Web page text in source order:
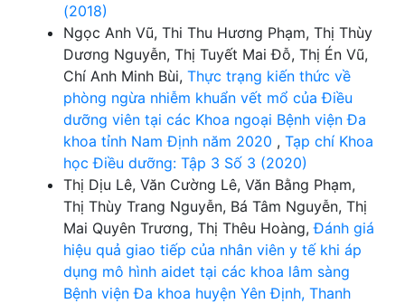
(2018)
Ngọc Anh Vũ, Thi Thu Hương Phạm, Thị Thùy
Dương Nguyễn, Thị Tuyết Mai Đỗ, Thị Én Vũ,
Chí Anh Minh Bùi, Thực trạng kiến thức về
phòng ngừa nhiễm khuẩn vết mổ của Điều
dưỡng viên tại các Khoa ngoại Bệnh viện Đa
khoa tỉnh Nam Định năm 2020 , Tạp chí Khoa
học Điều dưỡng: Tập 3 Số 3 (2020)
Thị Dịu Lê, Văn Cường Lê, Văn Bằng Phạm,
Thị Thùy Trang Nguyễn, Bá Tâm Nguyễn, Thị
Mai Quyên Trương, Thị Thêu Hoàng,Đánh giá
hiệu quả giao tiếp của nhân viên y tế khi áp
dụng mô hình aidet tại các khoa lâm sàng
Bệnh viện Đa khoa huyện Yên Định, Thanh